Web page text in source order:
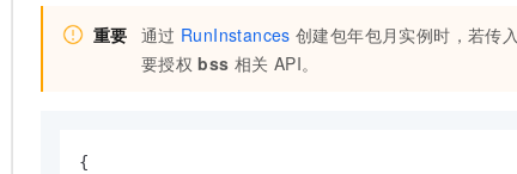
重要 通过 RunInstances 创建包年包月实例时，若传入
要授权 bss 相关 API。
{